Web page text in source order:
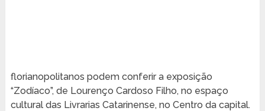
florianopolitanos podem conferir a exposição
“Zodíaco”, de Lourenço Cardoso Filho, no espaço
cultural das Livrarias Catarinense, no Centro da capital.